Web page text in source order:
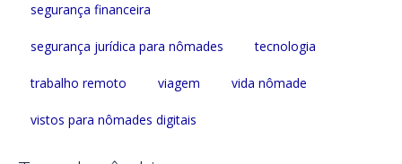
segurança financeira
segurança jurídica para nômades tecnologia
trabalho remoto viagem vida nômade
vistos para nômades digitais